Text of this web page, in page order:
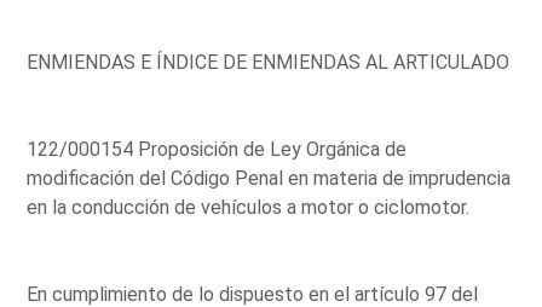
ENMIENDAS E ÍNDICE DE ENMIENDAS AL ARTICULADO
122/000154 Proposición de Ley Orgánica de
modificación del Código Penal en materia de imprudencia
en la conducción de vehículos a motor o ciclomotor.
En cumplimiento de lo dispuesto en el artículo 97 del